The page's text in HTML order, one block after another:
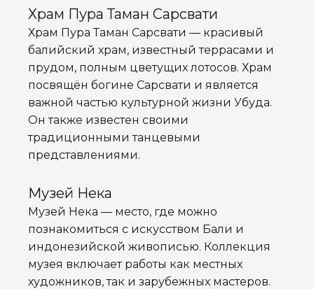
Храм Пура Таман Сарсвати
Храм Пура Таман Сарсвати — красивый
балийский храм, известный террасами и
прудом, полным цветущих лотосов. Храм
посвящён богине Сарсвати и является
важной частью культурной жизни Убуда.
Он также известен своими
традиционными танцевыми
представлениями.
Музей Нека
Музей Нека — место, где можно
познакомиться с искусством Бали и
индонезийской живописью. Коллекция
музея включает работы как местных
художников, так и зарубежных мастеров.